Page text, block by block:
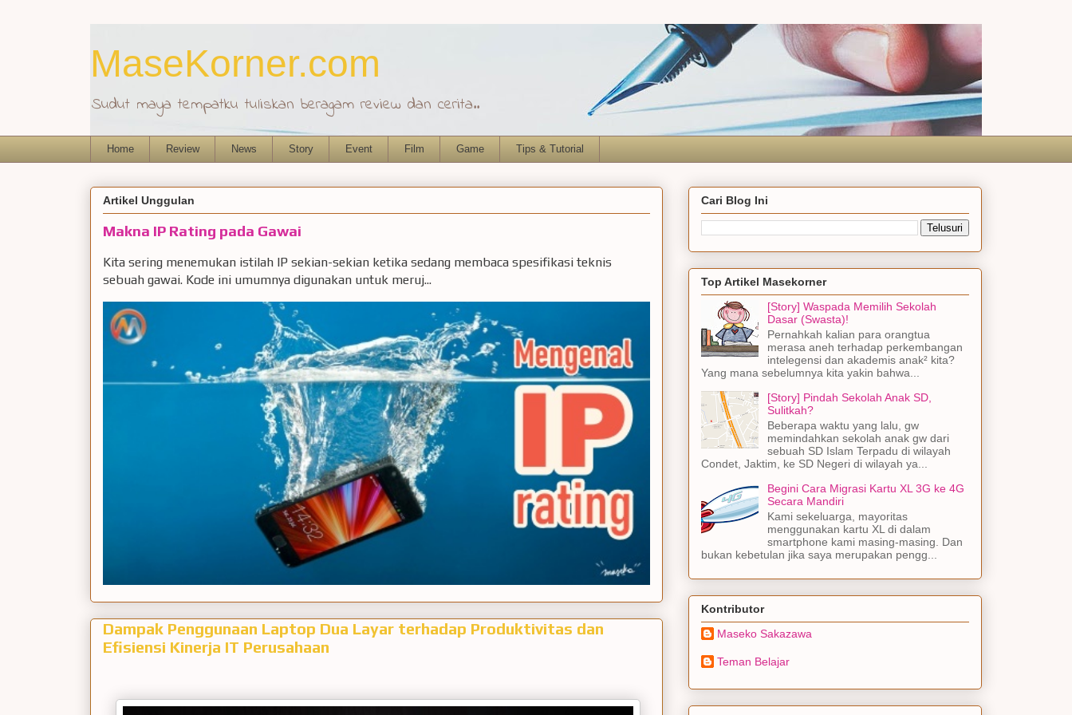
MaseKorner.com
Sudut maya tempatku tuliskan beragam review dan cerita..
Home Review News Story Event Film Game Tips & Tutorial
Artikel Unggulan
Makna IP Rating pada Gawai
Kita sering menemukan istilah IP sekian-sekian ketika sedang membaca spesifikasi teknis
sebuah gawai. Kode ini umumnya digunakan untuk meruj...
Dampak Penggunaan Laptop Dua Layar terhadap Produktivitas dan
Efisiensi Kinerja IT Perusahaan
Cari Blog Ini
Top Artikel Masekorner
[Story] Waspada Memilih Sekolah
Dasar (Swasta)!
Pernahkah kalian para orangtua
merasa aneh terhadap perkembangan
intelegensi dan akademis anak² kita?
Yang mana sebelumnya kita yakin bahwa...
[Story] Pindah Sekolah Anak SD,
Sulitkah?
Beberapa waktu yang lalu, gw
memindahkan sekolah anak gw dari
sebuah SD Islam Terpadu di wilayah
Condet, Jaktim, ke SD Negeri di wilayah ya...
Begini Cara Migrasi Kartu XL 3G ke 4G
Secara Mandiri
Kami sekeluarga, mayoritas
menggunakan kartu XL di dalam
smartphone kami masing-masing. Dan
bukan kebetulan jika saya merupakan pengg...
Kontributor
Maseko Sakazawa
Teman Belajar